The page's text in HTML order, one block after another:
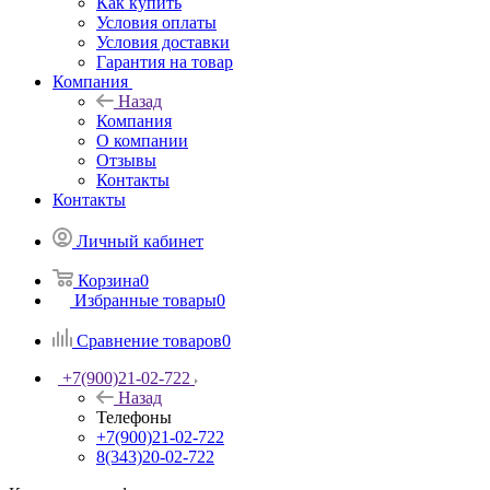
Условия оплаты
Условия доставки
Гарантия на товар
Компания
Назад
Компания
О компании
Отзывы
Контакты
Контакты
Личный кабинет
Корзина0
Избранные товары0
Сравнение товаров0
+7(900)21-02-722
Назад
Телефоны
+7(900)21-02-722
8(343)20-02-722